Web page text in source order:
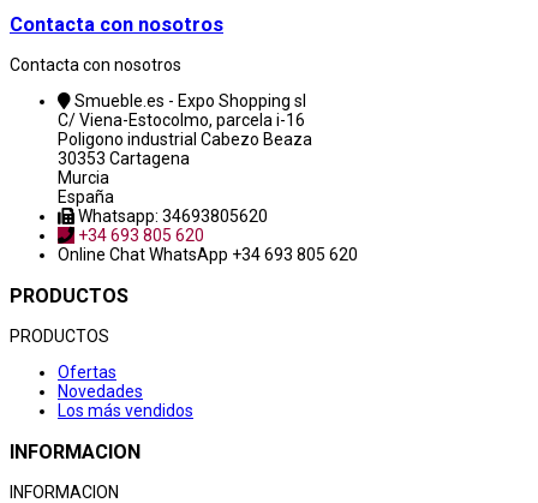
Contacta con nosotros
Contacta con nosotros
Smueble.es - Expo Shopping sl
C/ Viena-Estocolmo, parcela i-16
Poligono industrial Cabezo Beaza
30353 Cartagena
Murcia
España
Whatsapp: 34693805620
+34 693 805 620
Online ChatWhatsApp +34 693 805 620
PRODUCTOS
PRODUCTOS
Ofertas
Novedades
Los más vendidos
INFORMACION
INFORMACION